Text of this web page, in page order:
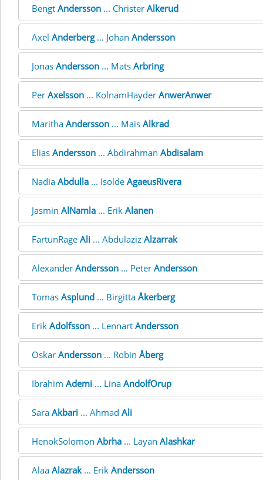
Bengt Andersson ... Christer Alkerud
Axel Anderberg... Johan Andersson
Jonas Andersson ... Mats Arbring
Per Axelsson ... KolnamHayder AnwerAnwer
Maritha Andersson ... Mais Alkrad
Elias Andersson ... Abdirahman Abdisalam
Nadia Abdulla ... Isolde AgaeusRivera
Jasmin AlNamla ... Erik Alanen
FartunRage Ali ... Abdulaziz Alzarrak
Alexander Andersson ... Peter Andersson
Tomas Asplund ... Birgitta Åkerberg
Erik Adolfsson ... Lennart Andersson
Oskar Andersson ... Robin Åberg
Ibrahim Ademi ... Lina AndolfOrup
Sara Akbari ... Ahmad Ali
HenokSolomon Abrha ... Layan Alashkar
Alaa Alazrak... Erik Andersson